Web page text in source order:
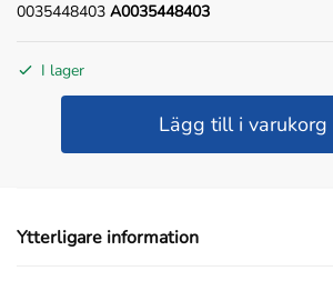
0035448403 A0035448403
I lager
MB
Lägg till i varukorg
Ytterligare information